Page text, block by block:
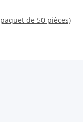
de 50 pièces)